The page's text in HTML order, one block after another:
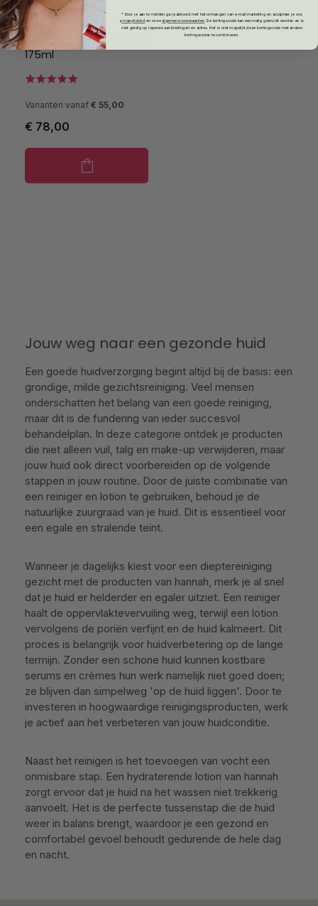
hannah Sparkling Spray
175ml
Varianten vanaf € 55,00
€ 78,00
Jouw weg naar een gezonde huid
Een goede huidverzorging begint altijd bij de basis: een
grondige, milde gezichtsreiniging. Veel mensen
onderschatten het belang van een goede reiniging,
maar dit is de fundering van ieder succesvol
behandelplan. In deze categorie ontdek je producten
die niet alleen vuil, talg en make-up verwijderen, maar
jouw huid ook direct voorbereiden op de volgende
stappen in jouw routine. Door de juiste combinatie van
een reiniger en lotion te gebruiken, behoud je de
natuurlijke zuurgraad van je huid. Dit is essentieel voor
een egale en stralende teint.
Wanneer je dagelijks kiest voor een dieptereiniging
gezicht met de producten van hannah, merk je al snel
dat je huid er helderder en egaler uitziet. Een reiniger
haalt de oppervlaktevervuiling weg, terwijl een lotion
vervolgens de poriën verfijnt en de huid kalmeert. Dit
proces is belangrijk voor huidverbetering op de lange
termijn. Zonder een schone huid kunnen kostbare
serums en crèmes hun werk namelijk niet goed doen;
ze blijven dan simpelweg 'op de huid liggen'. Door te
investeren in hoogwaardige reinigingsproducten, werk
je actief aan het verbeteren van jouw huidconditie.
Naast het reinigen is het toevoegen van vocht een
onmisbare stap. Een hydraterende lotion van hannah
zorgt ervoor dat je huid na het wassen niet trekkerig
aanvoelt. Het is de perfecte tussenstap die de huid
weer in balans brengt, waardoor je een gezond en
comfortabel gevoel behoudt gedurende de hele dag
en nacht.
* Door je aan te melden ga je akkoord met het ontvangen van e-mailmarketing en accepteer je ons
privacybeleid en onzealgemene voorwaarden.De kortingscode kan eenmalig gebruikt worden en is
niet geldig op lopende aanbiedingen en acties. Het is niet mogelijk deze kortingscode met andere
kortingscodes te combineren.